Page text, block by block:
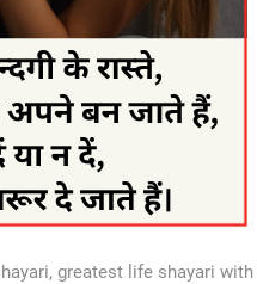
greatest life shayari